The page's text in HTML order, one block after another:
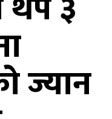
ज्यान